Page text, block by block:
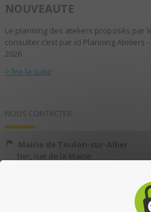
NOUVEAUTE
Le planning des ateliers proposés par
consulter c’est par ici Planning Ateliers
2026
> lire la suite
NOUS CONTACTER
Mairie de Toulon-sur-Allier
1ter, rue de la Mairie